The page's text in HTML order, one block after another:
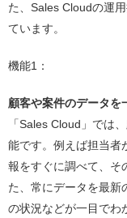
た、Sales Cloudの運
ています。
機能1：
顧客や案件のデータを
「Sales Cloud」では
能です。例えば担当者
報をすぐに調べて、そ
た、常にデータを最新
の状況などが一目でわ